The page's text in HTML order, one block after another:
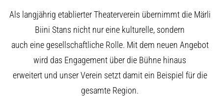
Als langjährig etablierter Theaterverein übernimmt die Märli
Biini Stans nicht nur eine kulturelle, sondern
auch eine gesellschaftliche Rolle. Mit dem neuen Angebot
wird das Engagement über die Bühne hinaus
erweitert und unser Verein setzt damit ein Beispiel für die
gesamte Region.